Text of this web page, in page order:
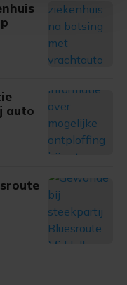
en wordt jouw
Op
bekijken en je
auto